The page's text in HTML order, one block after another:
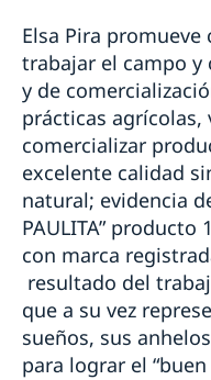
Elsa Pira
trabajar el campo y
y de
prácticas
comercializar
excelente calidad
natural; evidencia
PAULITA” producto
con marca
resultado del
que a su vez
sueños, sus
para lograr el “buen